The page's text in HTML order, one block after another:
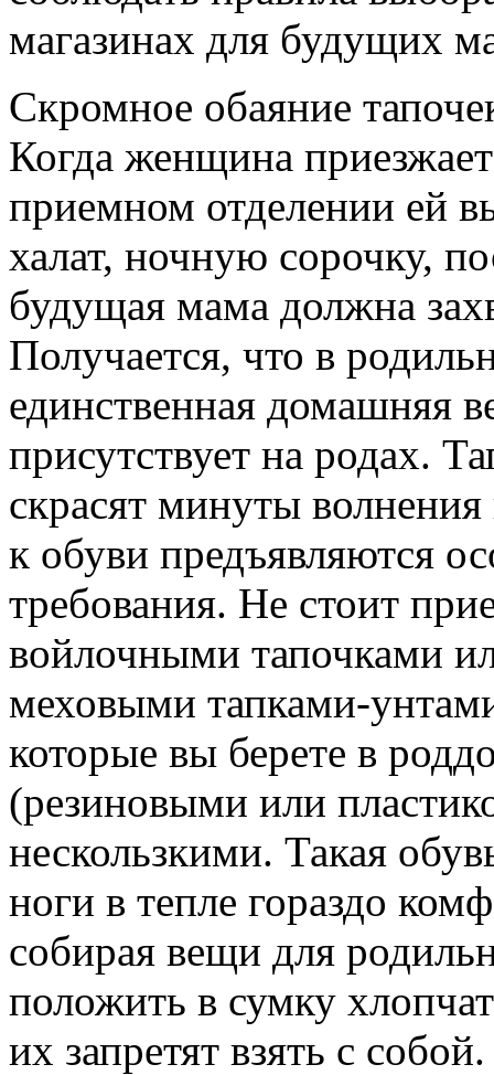
магазинах для будущих
Скромное обаяние
Когда женщина
приемном отделении ей
халат, ночную сорочку,
будущая мама должна
Получается, что в
единственная домашняя
присутствует на родах.
скрасят минуты
к обуви предъявляются
требования. Не стоит
войлочными тапочками
меховыми тапками-
которые вы берете в
(резиновыми или
нескользкими. Такая
ноги в тепле гораздо
собирая вещи для
положить в сумку
их запретят взять с собой.